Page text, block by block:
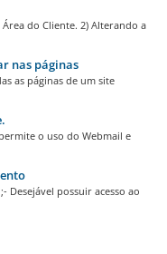
do Cliente. 2) Alterando a
nas páginas
as páginas de um site
o uso do Webmail e
Desejável possuir acesso ao